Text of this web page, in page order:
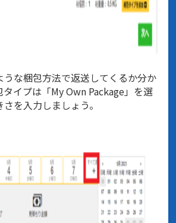
うな梱包方法で返送してくるか分か
タイプは「My Own Package」を選
を入力しましょう。